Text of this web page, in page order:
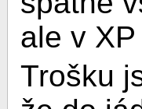
ale v
Trošku